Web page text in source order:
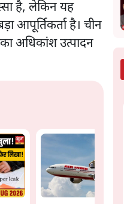
है, लेकिन यह
आपूर्तिकर्ता है। चीन
अधिकांश उत्पादन